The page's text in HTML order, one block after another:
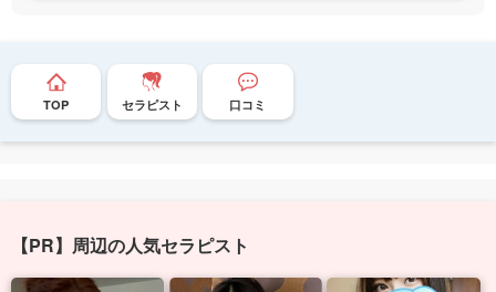
TOP セラピスト 口コミ
【PR】周辺の人気セラピスト